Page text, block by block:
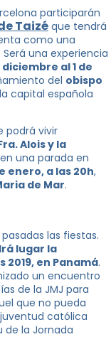
participarán
Taizé que tendrá
como una
. Será una experiencia
diciembre al 1 de
del obispo
capital española
podrá vivir
Alois y la
una parada en
enero, a las 20h,
de Mar.
las fiestas.
lugar la
en Panamá.
un encuentro
de la JMJ para
que no pueda
católica
de la Jornada